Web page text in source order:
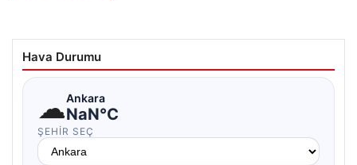
Hava Durumu
☁Ankara
NaN°C
ŞEHIR SEÇ